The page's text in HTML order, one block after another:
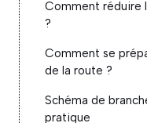
Comment réduire
?
Comment se
de la route ?
Schéma de
pratique